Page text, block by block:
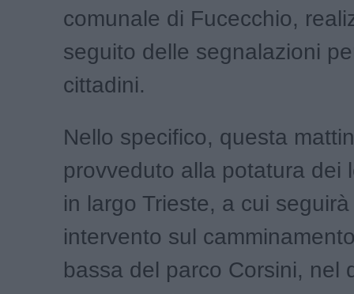
comunale di Fucecchio,
seguito delle segnalazioni
cittadini.
Nello specifico, questa
provveduto alla potatura dei
in largo Trieste, a cui
intervento sul
bassa del parco Corsini, nel